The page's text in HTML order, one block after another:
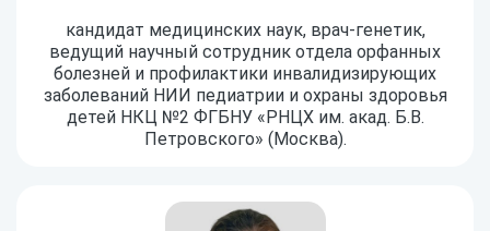
кандидат медицинских наук, врач-генетик,
ведущий научный сотрудник отдела орфанных
болезней и профилактики инвалидизирующих
заболеваний НИИ педиатрии и охраны здоровья
детей НКЦ №2 ФГБНУ «РНЦХ им. акад. Б.В.
Петровского» (Москва).